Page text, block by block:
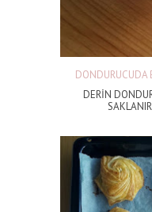
DONDURUCUDA
DERİN